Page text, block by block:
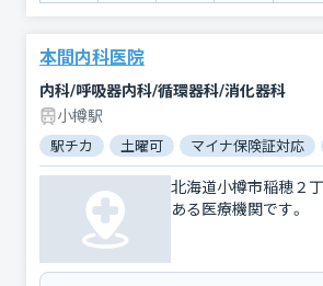
本間内科医院
内科/呼吸器内科/循環器科/消化器科
小樽駅
駅チカ 土曜可 マイナ保険証対応
北海道小樽市稲穂２
ある医療機関です。